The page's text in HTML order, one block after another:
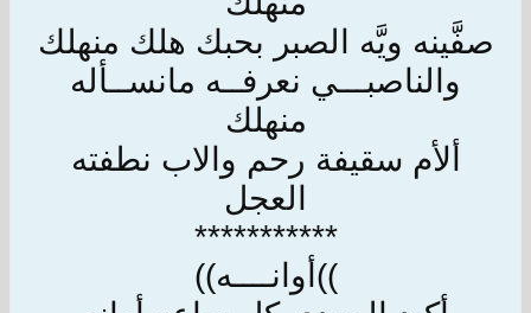
صفَّينه ويَّه الصبر بحبك هلك منهلك
والناصبـــي نعرفــه مانســأله
منهلك
ألأم سقيفة رحم والاب نطفته
العجل
***********
))أوانــــه))